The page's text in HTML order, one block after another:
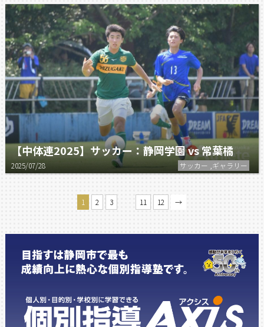
【中体連2025】サッカー：静岡学園 vs 常葉橘
2025/07/28 サッカー ,ギャラリー
1 2 3 11 12 →